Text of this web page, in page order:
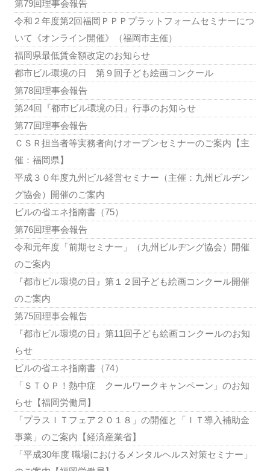
第79回理事会報告
令和２年度第2回福岡ＰＰＰプラットフォームセミナーにつ
いて《オンライン開催》（福岡市主催）
福岡県最低賃金額改定のお知らせ
都市ビル環境の日 第９回子ども絵画コンクール
第78回理事会報告
第24回『都市ビル環境の日』行事のお知らせ
第77回理事会報告
ＣＳＲ担当者等実務者向けオープンセミナーのご案内【主
催：福岡県】
平成３０年度九州ビル経営セミナー（主催：九州ビルヂン
グ協会）開催のご案内
ビルの省エネ指南書（75）
第76回理事会報告
令和元年度「前期セミナー」（九州ビルヂング協会）開催
のご案内
『都市ビル環境の日』第１２回子ども絵画コンクール開催
のご案内
第75回理事会報告
『都市ビル環境の日』第11回子ども絵画コンクールのお知
らせ
ビルの省エネ指南書（74）
「ＳＴＯＰ！熱中症 クールワークキャンペーン」のお知
らせ【福岡労働局】
「プラスＩＴフェア２０１８」の開催と「ＩＴ導入補助金
事業」のご案内【経済産業省】
「平成30年度 職場におけるメンタルヘルス対策セミナー」